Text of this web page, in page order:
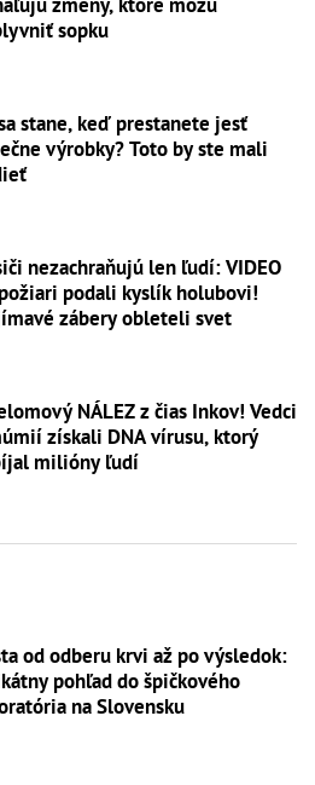
zmeny, ktoré môžu
sopku
stane, keď prestanete jesť
výrobky? Toto by ste mali
nezachraňujú len ľudí: VIDEO
podali kyslík holubovi!
zábery obleteli svet
NÁLEZ z čias Inkov! Vedci
získali DNA vírusu, ktorý
milióny ľudí
od odberu krvi až po výsledok:
pohľad do špičkového
na Slovensku